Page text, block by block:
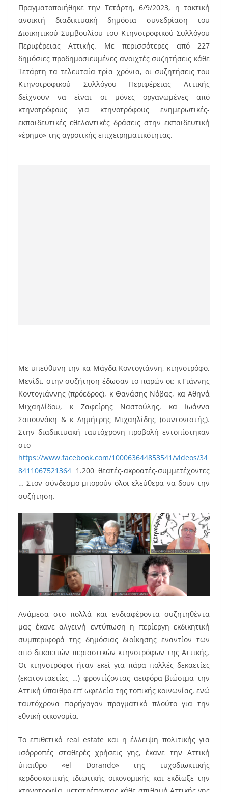
c
e
b
o
o
k
ai
l
er
e
st
Πραγματοποιήθηκε την Τετάρτη, 6/9/2023, η τακτική
ανοικτή διαδικτυακή δημόσια συνεδρίαση του
Διοικητικού Συμβουλίου του Κτηνοτροφικού Συλλόγου
Περιφέρειας Αττικής. Με περισσότερες από 227
δημόσιες προδημοσιευμένες ανοιχτές συζητήσεις κάθε
Τετάρτη τα τελευταία τρία χρόνια, οι συζητήσεις του
Κτηνοτροφικού Συλλόγου Περιφέρειας Αττικής
δείχνουν να είναι οι μόνες οργανωμένες από
κτηνοτρόφους για κτηνοτρόφους ενημερωτικές-
εκπαιδευτικές εθελοντικές δράσεις στην εκπαιδευτική
«έρημο» της αγροτικής επιχειρηματικότητας.
Με υπεύθυνη την κα Μάγδα Κοντογιάννη, κτηνοτρόφο,
Μενίδι, στην συζήτηση έδωσαν το παρών οι: κ Γιάννης
Κοντογιάννης (πρόεδρος), κ Θανάσης Νόβας, κα Αθηνά
Μιχαηλίδου, κ Ζαφείρης Ναστούλης, κα Ιωάννα
Σαπουνάκη & κ Δημήτρης Μιχαηλίδης (συντονιστής).
Στην διαδικτυακή ταυτόχρονη προβολή εντοπίστηκαν
στο
https://www.facebook.com/100063644853541/videos/34
8411067521364 1.200 θεατές-ακροατές-συμμετέχοντες
… Στον σύνδεσμο μπορούν όλοι ελεύθερα να δουν την
συζήτηση.
Ανάμεσα στο πολλά και ενδιαφέροντα συζητηθέντα
μας έκανε αλγεινή εντύπωση η περίεργη εκδικητική
συμπεριφορά της δημόσιας διοίκησης εναντίον των
από δεκαετιών περιαστικών κτηνοτρόφων της Αττικής.
Οι κτηνοτρόφοι ήταν εκεί για πάρα πολλές δεκαετίες
(εκατονταετίες …) φροντίζοντας αειφόρα-βιώσιμα την
Αττική ύπαιθρο επ’ ωφελεία της τοπικής κοινωνίας, ενώ
ταυτόχρονα παρήγαγαν πραγματικό πλούτο για την
εθνική οικονομία.
Το επιθετικό real estate και η έλλειψη πολιτικής για
ισόρροπές σταθερές χρήσεις γης, έκανε την Αττική
ύπαιθρο «el Dorando» της τυχοδιωκτικής
κερδοσκοπικής ιδιωτικής οικονομικής και εκδίωξε την